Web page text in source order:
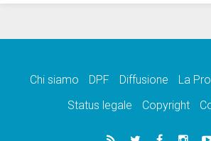
Chi siamo DPF Diffusione La
Status legale
Copyright